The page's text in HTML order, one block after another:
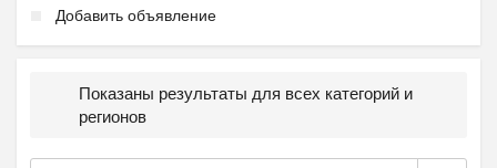
Добавить объявление
Показаны результаты для всех категорий и
регионов